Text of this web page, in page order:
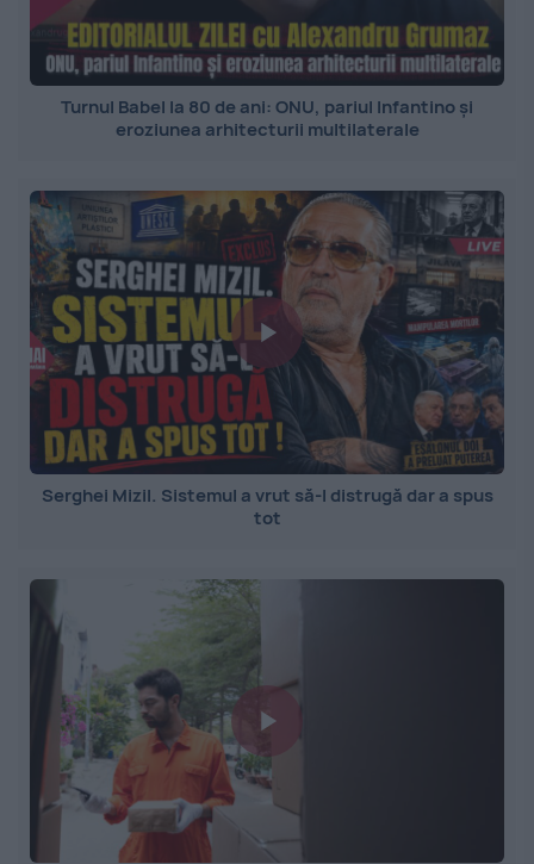
Turnul Babel la 80 de ani: ONU, pariul Infantino și
eroziunea arhitecturii multilaterale
Serghei Mizil. Sistemul a vrut să-l distrugă dar a spus
tot